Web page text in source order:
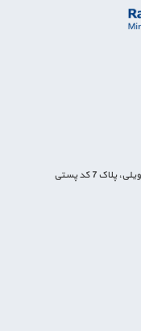
تهران، وردآورد، خیابان آزادی(67) ، بن بست باویلی، پلاک 7 کد پستی